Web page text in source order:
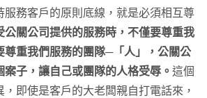
服務客戶的原則底線，就是必須相互尊
公關公司提供的服務時，不僅要尊重我
尊重我們服務的團隊─「人」，公關公
子，讓自己或團隊的人格受辱。 這個
即使是客戶的大老闆親自打電話來，